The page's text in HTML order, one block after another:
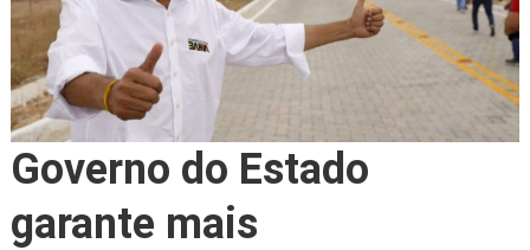
Governo do Estado
garante mais